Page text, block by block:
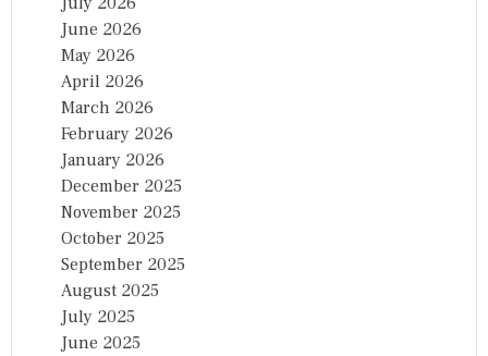
June 2026
May 2026
April 2026
March 2026
February 2026
January 2026
December 2025
November 2025
October 2025
September 2025
August 2025
July 2025
June 2025